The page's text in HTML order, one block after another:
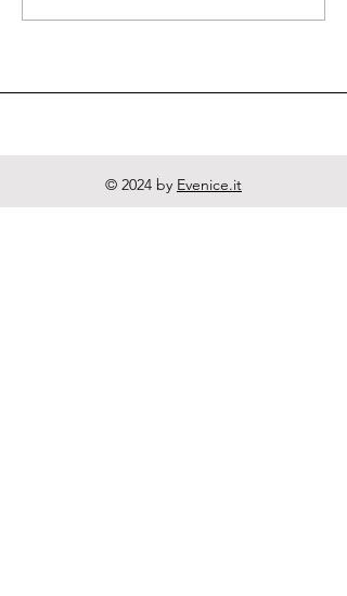
© 2024 by Evenice.it